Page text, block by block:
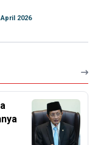
2026